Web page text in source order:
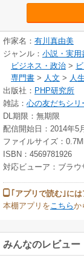
作家名： 有川真由美
ジャンル： 小説・実用
ビジネス・政治 >
専門書 > 人文 > 人
出版社： PHP研究所
雑誌： 心の友だちシリ
DL期限：無期限
配信開始日：2014年5
ファイルサイズ：
ISBN：4569781926
対応ビューア：ブラウ
｢アプリで読む｣に
本棚アプリを こちらか
みんなのレビュー